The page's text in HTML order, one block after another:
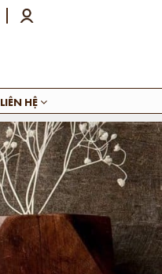
LIÊN HỆ